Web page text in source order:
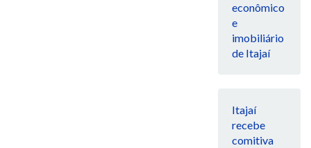
econômico
e
imobiliário
de Itajaí
Itajaí
recebe
comitiva